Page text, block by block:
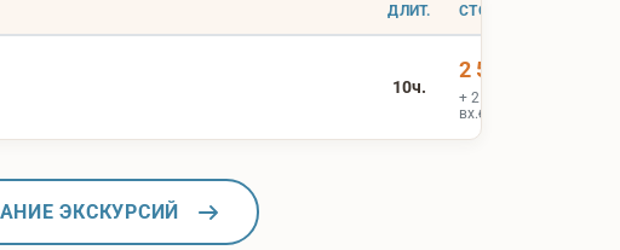
ДЛИТ. СТОИМОСТЬ
10ч.
2 500 ₽
+ 2 500 ₽
вх.билеты
ЭКСКУРСИЙ